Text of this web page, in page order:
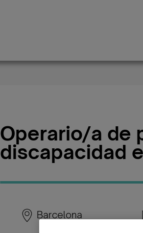
Operario/a de
discapacidad
Barcelona